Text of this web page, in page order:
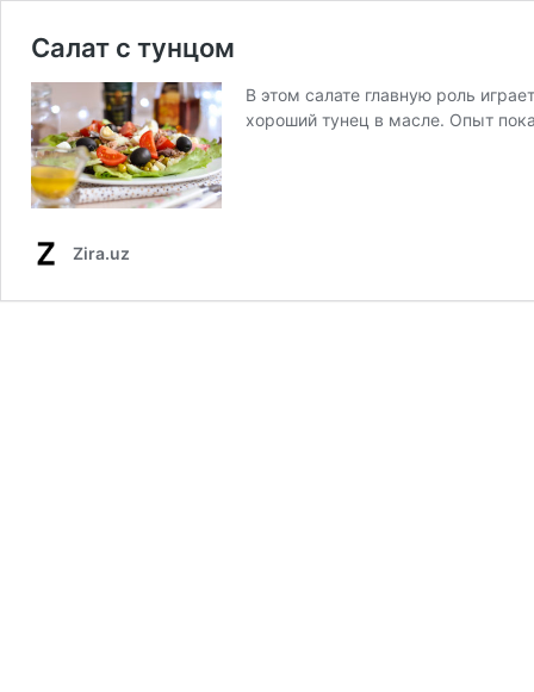
Салат с тунцом
В этом салате главную роль
хороший тунец в масле. Опыт
Zira.uz